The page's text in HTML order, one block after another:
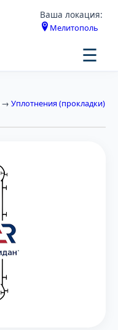
Ваша локация:
Мелитополь
☰
→ Уплотнения (прокладки)